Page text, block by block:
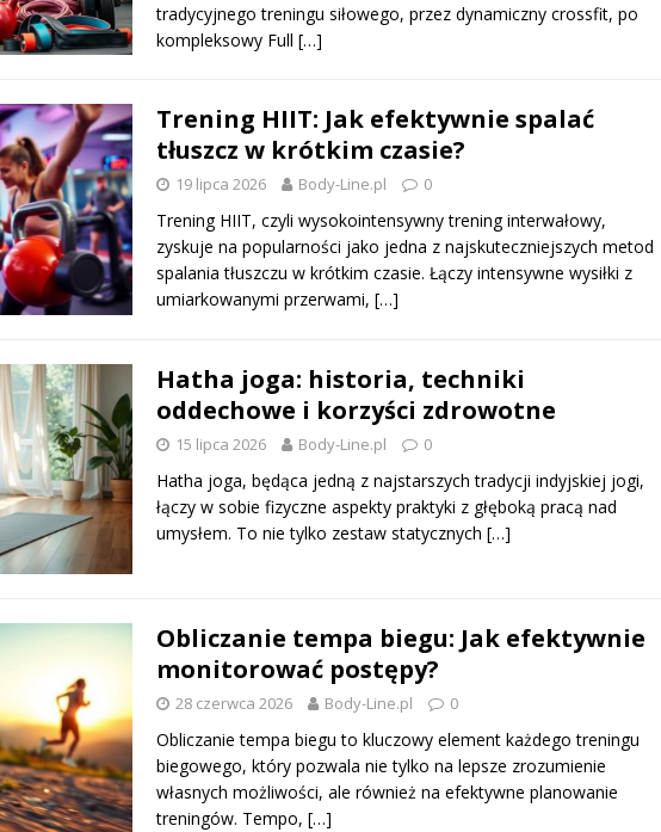
tradycyjnego treningu siłowego, przez dynamiczny crossfit, po
kompleksowy Full […]
Trening HIIT: Jak efektywnie spalać
tłuszcz w krótkim czasie?
19 lipca 2026 Body-Line.pl 0
Trening HIIT, czyli wysokointensywny trening interwałowy,
zyskuje na popularności jako jedna z najskuteczniejszych metod
spalania tłuszczu w krótkim czasie. Łączy intensywne wysiłki z
umiarkowanymi przerwami, […]
Hatha joga: historia, techniki
oddechowe i korzyści zdrowotne
15 lipca 2026 Body-Line.pl 0
Hatha joga, będąca jedną z najstarszych tradycji indyjskiej jogi,
łączy w sobie fizyczne aspekty praktyki z głęboką pracą nad
umysłem. To nie tylko zestaw statycznych […]
Obliczanie tempa biegu: Jak efektywnie
monitorować postępy?
28 czerwca 2026 Body-Line.pl 0
Obliczanie tempa biegu to kluczowy element każdego treningu
biegowego, który pozwala nie tylko na lepsze zrozumienie
własnych możliwości, ale również na efektywne planowanie
treningów. Tempo, […]